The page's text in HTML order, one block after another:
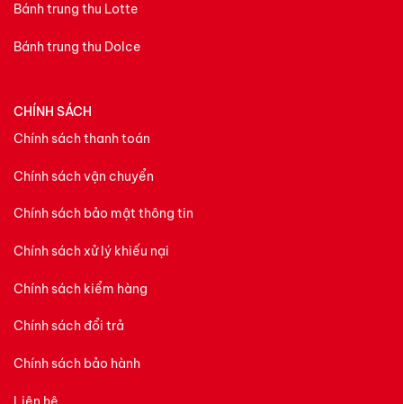
Bánh trung thu Lotte
Bánh trung thu Dolce
CHÍNH SÁCH
Chính sách thanh toán
Chính sách vận chuyển
Chính sách bảo mật thông tin
Chính sách xử lý khiếu nại
Chính sách kiểm hàng
Chính sách đổi trả
Chính sách bảo hành